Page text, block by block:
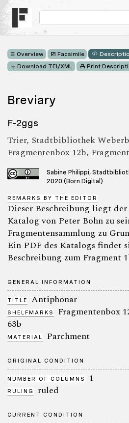
Overview Facsimile
Download TEI/XML
Print
Breviary
F-2ggs
Trier, Stadtbibliothek
Fragmentenbox 12b,
Sabine Philippi,
2020 (Born Digital)
REMARKS BY THE EDITOR
Dieser Beschreibung liegt
Katalog von Peter Bohn zu
Fragmentensammlung zu
Ein PDF des Katalogs findet
Beschreibung zum Fragment
GENERAL INFORMATION
TITLE Antiphonar
SHELFMARKS
Fragmentenbox
63b
MATERIAL Parchment
ORIGINAL CONDITION
NUMBER OF COLUMNS 1
RULING ruled
CURRENT CONDITION